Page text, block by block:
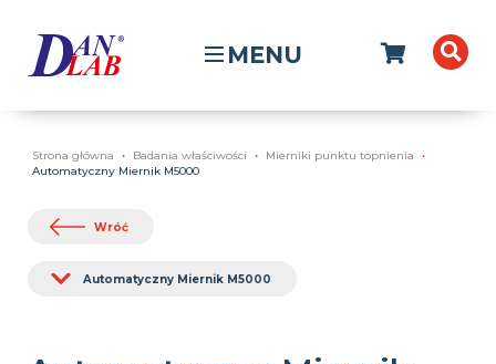
MENU
Strona główna Badania właściwości
Mierniki punktu topnienia
Automatyczny Miernik M5000
Wróć
Automatyczny Miernik M5000